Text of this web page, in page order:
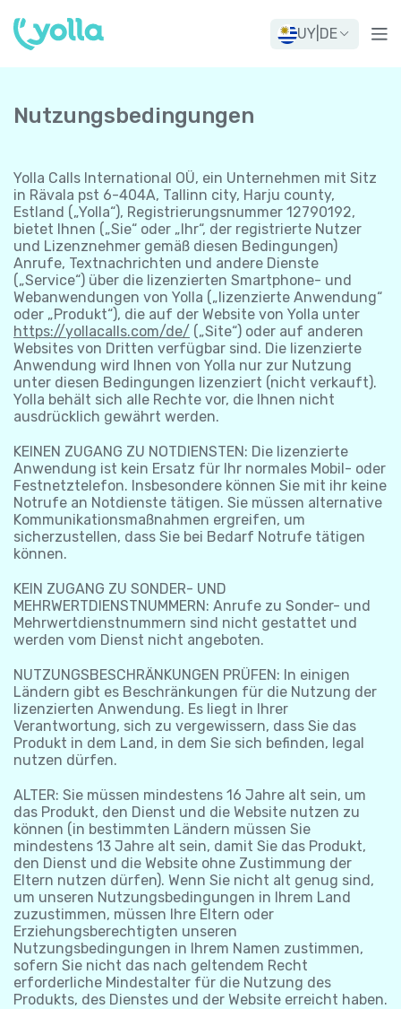
UY DE
Nutzungsbedingungen
Yolla Calls International OÜ, ein Unternehmen mit Sitz
in Rävala pst 6-404A, Tallinn city, Harju county,
Estland („Yolla“), Registrierungsnummer 12790192,
bietet Ihnen („Sie“ oder „Ihr“, der registrierte Nutzer
und Lizenznehmer gemäß diesen Bedingungen)
Anrufe, Textnachrichten und andere Dienste
(„Service“) über die lizenzierten Smartphone- und
Webanwendungen von Yolla („lizenzierte Anwendung“
oder „Produkt“), die auf der Website von Yolla unter
https://yollacalls.com/de/ („Site“) oder auf anderen
Websites von Dritten verfügbar sind. Die lizenzierte
Anwendung wird Ihnen von Yolla nur zur Nutzung
unter diesen Bedingungen lizenziert (nicht verkauft).
Yolla behält sich alle Rechte vor, die Ihnen nicht
ausdrücklich gewährt werden.
KEINEN ZUGANG ZU NOTDIENSTEN: Die lizenzierte
Anwendung ist kein Ersatz für Ihr normales Mobil- oder
Festnetztelefon. Insbesondere können Sie mit ihr keine
Notrufe an Notdienste tätigen. Sie müssen alternative
Kommunikationsmaßnahmen ergreifen, um
sicherzustellen, dass Sie bei Bedarf Notrufe tätigen
können.
KEIN ZUGANG ZU SONDER- UND
MEHRWERTDIENSTNUMMERN: Anrufe zu Sonder- und
Mehrwertdienstnummern sind nicht gestattet und
werden vom Dienst nicht angeboten.
NUTZUNGSBESCHRÄNKUNGEN PRÜFEN: In einigen
Ländern gibt es Beschränkungen für die Nutzung der
lizenzierten Anwendung. Es liegt in Ihrer
Verantwortung, sich zu vergewissern, dass Sie das
Produkt in dem Land, in dem Sie sich befinden, legal
nutzen dürfen.
ALTER: Sie müssen mindestens 16 Jahre alt sein, um
das Produkt, den Dienst und die Website nutzen zu
können (in bestimmten Ländern müssen Sie
mindestens 13 Jahre alt sein, damit Sie das Produkt,
den Dienst und die Website ohne Zustimmung der
Eltern nutzen dürfen). Wenn Sie nicht alt genug sind,
um unseren Nutzungsbedingungen in Ihrem Land
zuzustimmen, müssen Ihre Eltern oder
Erziehungsberechtigten unseren
Nutzungsbedingungen in Ihrem Namen zustimmen,
sofern Sie nicht das nach geltendem Recht
erforderliche Mindestalter für die Nutzung des
Produkts, des Dienstes und der Website erreicht haben.